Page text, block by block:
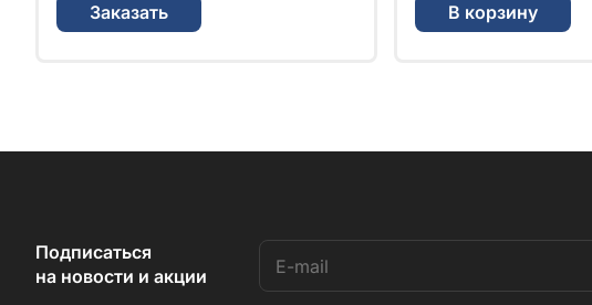
Заказать
В корзину
Подписаться
на новости и акции